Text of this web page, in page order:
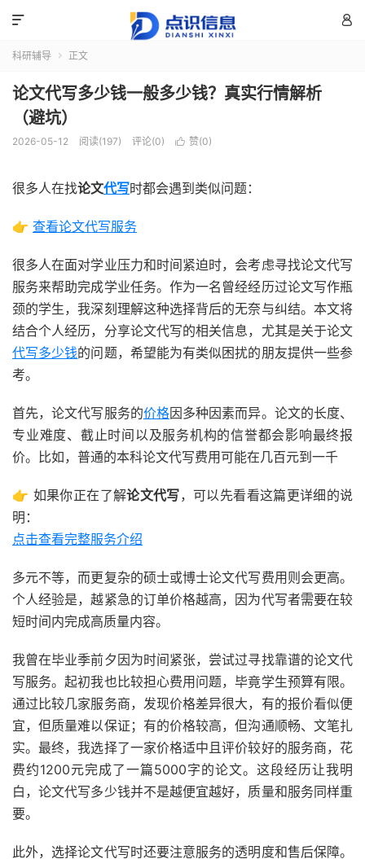


科研辅导  正文
论文代写多少钱一般多少钱？真实行情解析
（避坑）
2026-05-12 阅读(197) 评论(0)  赞(0)
很多人在找论文代写时都会遇到类似问题：
👉 查看论文代写服务
很多人在面对学业压力和时间紧迫时，会考虑寻找论文代写
服务来帮助完成学业任务。作为一名曾经经历过论文写作瓶
颈的学生，我深刻理解这种选择背后的无奈与纠结。本文将
结合个人经历，分享论文代写的相关信息，尤其是关于论文
代写多少钱的问题，希望能为有类似困扰的朋友提供一些参
考。
首先，论文代写服务的价格因多种因素而异。论文的长度、
专业难度、截止时间以及服务机构的信誉都会影响最终报
价。比如，普通的本科论文代写费用可能在几百元到一千
👉 如果你正在了解论文代写，可以先看看这篇更详细的说
明：
点击查看完整服务介绍
多元不等，而更复杂的硕士或博士论文代写费用则会更高。
个人经验是，越紧急的订单价格越高，因为代写者需要在较
短时间内完成高质量内容。
我曾在毕业季前夕因为时间紧张，尝试过寻找靠谱的论文代
写服务。起初我也比较担心费用问题，毕竟学生预算有限。
通过比较几家服务商，发现价格差异很大，有的报价看似便
宜，但质量难以保证；有的价格较高，但沟通顺畅、文笔扎
实。最终，我选择了一家价格适中且评价较好的服务商，花
费约1200元完成了一篇5000字的论文。这段经历让我明
白，论文代写多少钱并不是越便宜越好，质量和服务同样重
要。
此外，选择论文代写时还要注意服务的透明度和售后保障。